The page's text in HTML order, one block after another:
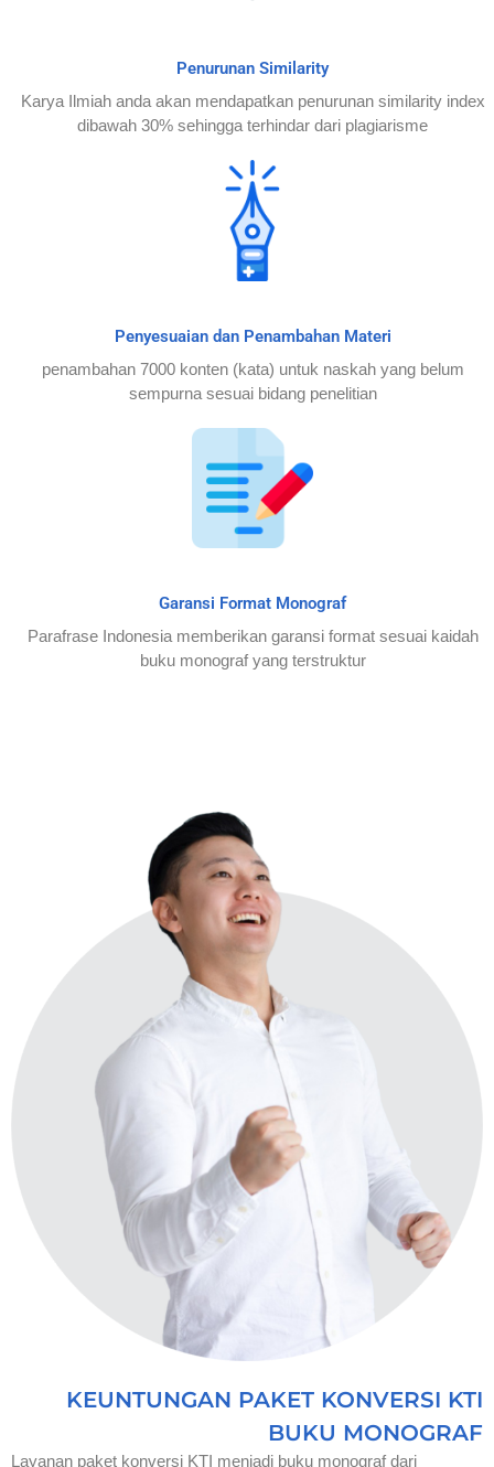
Penurunan Similarity
Karya Ilmiah anda akan mendapatkan penurunan similarity index
dibawah 30% sehingga terhindar dari plagiarisme
Penyesuaian dan Penambahan Materi
penambahan 7000 konten (kata) untuk naskah yang belum
sempurna sesuai bidang penelitian
Garansi Format Monograf
Parafrase Indonesia memberikan garansi format sesuai kaidah
buku monograf yang terstruktur
KEUNTUNGAN PAKET KONVERSI KTI
BUKU MONOGRAF
Layanan paket konversi KTI menjadi buku monograf dari